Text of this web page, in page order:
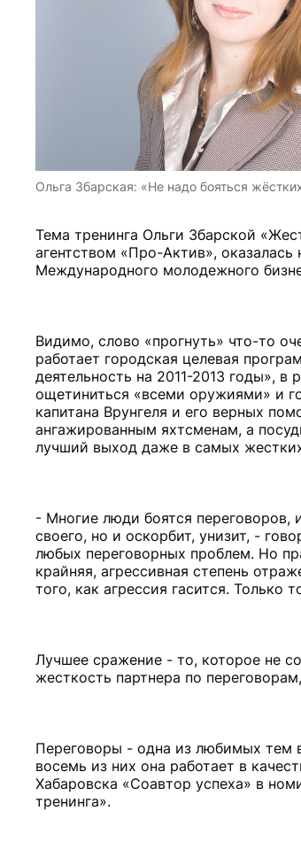
Ольга Збарская: «Не надо бояться
Тема тренинга Ольги Збарской
агентством «Про-Актив», оказалась
Международного молодежного
Видимо, слово «прогнуть» что-то
работает городская целевая
деятельность на 2011-2013 годы», в
ощетиниться «всеми оружиями» и
капитана Врунгеля и его верных
ангажированным яхтсменам, а
лучший выход даже в самых
- Многие люди боятся переговоров,
своего, но и оскорбит, унизит, -
любых переговорных проблем. Но
крайняя, агрессивная степень
того, как агрессия гасится. Только
Лучшее сражение - то, которое не
жесткость партнера по
Переговоры - одна из любимых тем
восемь из них она работает в
Хабаровска «Соавтор успеха» в
тренинга».